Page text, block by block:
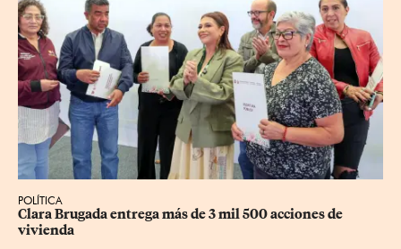
POLÍTICA
Clara Brugada entrega más de 3 mil 500 acciones de
vivienda